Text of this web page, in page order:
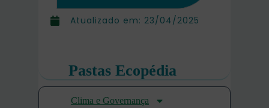
Atualizado em: 23/04/2025
Pastas Ecopédia
Clima e Governança